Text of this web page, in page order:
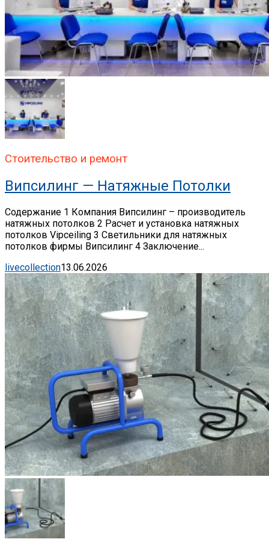
Стоительство и ремонт
Випсилинг — Натяжные Потолки
Содержание 1 Компания Випсилинг – производитель
натяжных потолков 2 Расчет и установка натяжных
потолков Vipceiling 3 Светильники для натяжных
потолков фирмы Випсилинг 4 Заключение...
livecollection13.06.2026